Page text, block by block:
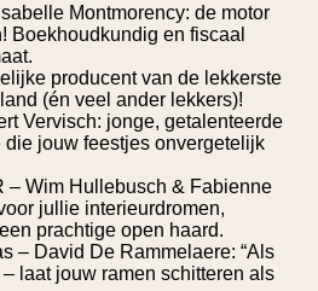
Montmorency: de motor
Boekhoudkundig en fiscaal
producent van de lekkerste
(én veel ander lekkers)!
Vervisch: jonge, getalenteerde
die jouw feestjes onvergetelijk
– Wim Hullebusch & Fabienne
jullie interieurdromen,
prachtige open haard.
– David De Rammelaere: “Als
– laat jouw ramen schitteren als